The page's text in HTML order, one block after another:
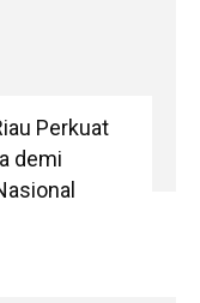
Perkuat
demi